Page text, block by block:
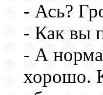
- Ась?
- Как вы
- А
хорошо.